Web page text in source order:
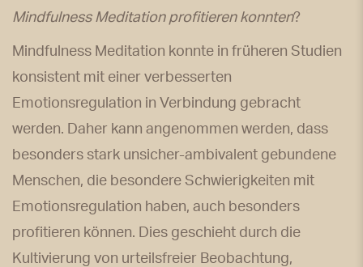
Mindfulness Meditation profitieren konnten?
Mindfulness Meditation konnte in früheren Studien
konsistent mit einer verbesserten
Emotionsregulation in Verbindung gebracht
werden. Daher kann angenommen werden, dass
besonders stark unsicher-ambivalent gebundene
Menschen, die besondere Schwierigkeiten mit
Emotionsregulation haben, auch besonders
profitieren können. Dies geschieht durch die
Kultivierung von urteilsfreier Beobachtung,